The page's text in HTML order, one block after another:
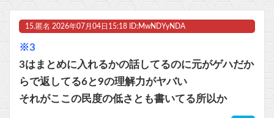
15. 匿名 2026年07月04日15:18 ID:MwNDYyNDA
※3
3はまとめに入れるかの話してるのに元がゲハだか
らで返してる6と9の理解力がヤバい
それがここの民度の低さとも書いてる所以か